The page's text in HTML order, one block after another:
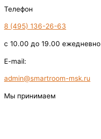
Телефон
8 (495) 136-26-63
с 10.00 до 19.00 ежедневно
E-mail:
admin@smartroom-msk.ru
Мы принимаем